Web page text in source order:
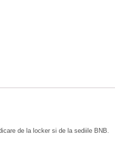
de la locker si de la sediile BNB.